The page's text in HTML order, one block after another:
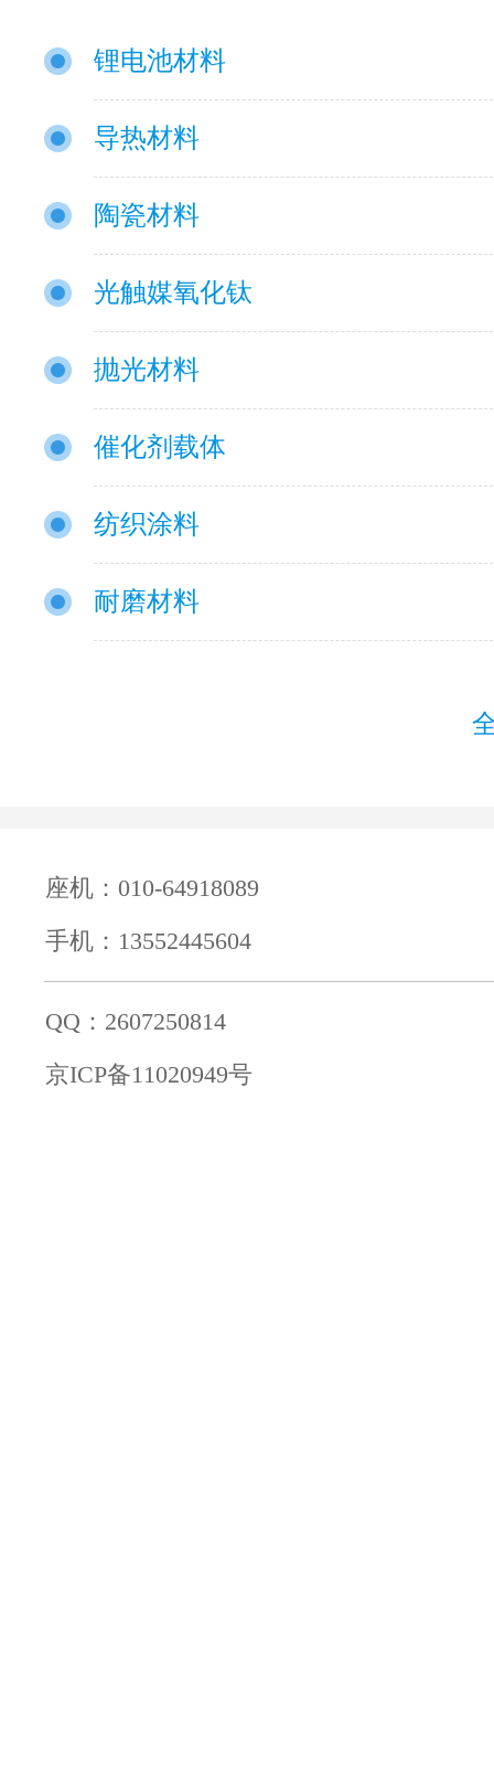
锂电池材料
导热材料
陶瓷材料
光触媒氧化钛
抛光材料
催化剂载体
纺织涂料
耐磨材料
座机：010-64918089
手机：13552445604
QQ：2607250814
京ICP备11020949号